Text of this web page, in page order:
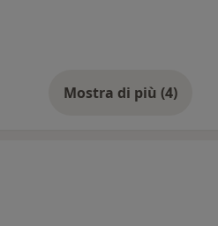
Mostra di più (4)